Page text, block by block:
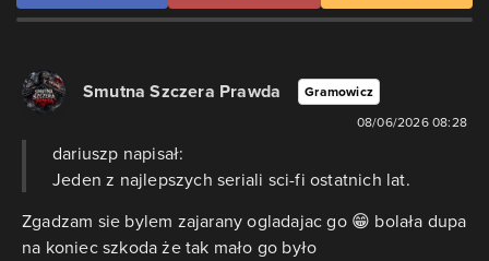
Smutna Szczera Prawda Gramowicz
08/06/2026 08:28
dariuszp napisał:
Jeden z najlepszych seriali sci-fi ostatnich lat.
Zgadzam sie bylem zajarany ogladajac go 😁 bolała dupa
na koniec szkoda że tak mało go było